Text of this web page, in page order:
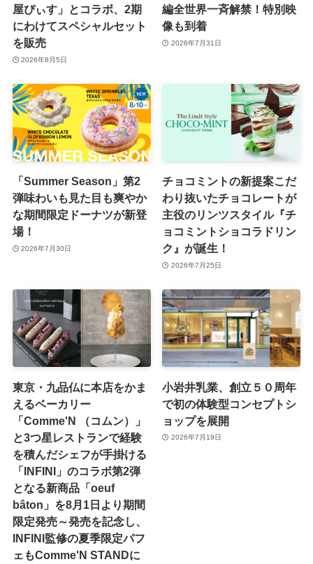
屋ぴぃす」とコラボ、2期
にわけてスペシャルセット
を販売
2026年8月5日
編全世界一斉解禁！特別映
像も到着
2026年7月31日
「Summer Season」第2
弾味わいも見た目も爽やか
な期間限定ドーナツが新登
場！
2026年7月30日
チョコミントの新提案こだ
わり抜いたチョコレートが
主役のリンツスタイル『チ
ョコミントショコラドリン
ク』が誕生！
2026年7月25日
東京・九品仏に本店をかま
えるベーカリー
「Comme'N （コムン）」
と3つ星レストランで経験
を積んだシェフが手掛ける
「INFINI」のコラボ第2弾
となる新商品「oeuf
bâton」を8月1日より期間
限定発売～発売を記念し、
INFINI監修の夏季限定パフ
ェもComme'N STANDに
小岩井乳業、創立５０周年
で初の体験型コンセプトシ
ョップを展開
2026年7月19日